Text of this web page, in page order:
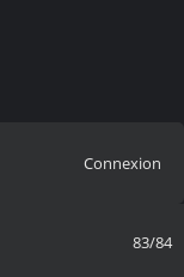
Connexion
83/84